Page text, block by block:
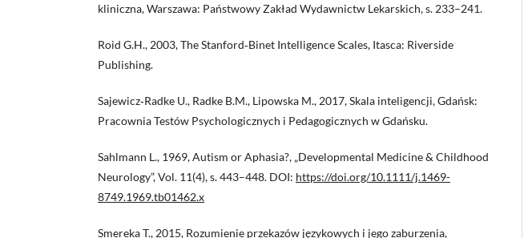
kliniczna, Warszawa: Państwowy Zakład Wydawnictw Lekarskich, s. 233–241.
Roid G.H., 2003, The Stanford‑Binet Intelligence Scales, Itasca: Riverside
Publishing.
Sajewicz‑Radke U., Radke B.M., Lipowska M., 2017, Skala inteligencji, Gdańsk:
Pracownia Testów Psychologicznych i Pedagogicznych w Gdańsku.
Sahlmann L., 1969, Autism or Aphasia?, „Developmental Medicine & Childhood
Neurology”, Vol. 11(4), s. 443–448. DOI: https://doi.org/10.1111/j.1469-
8749.1969.tb01462.x
Smereka T., 2015, Rozumienie przekazów językowych i jego zaburzenia,